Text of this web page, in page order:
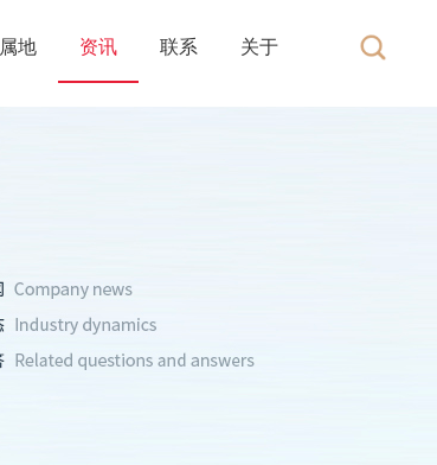
属地 资讯 联系 关于